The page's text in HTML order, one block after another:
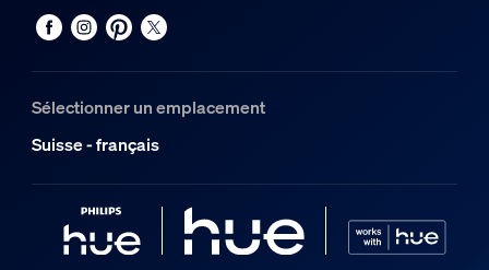
Options/accessoires inclus
Gradable avec l'application et la télécommande Hue
Résistance totale aux intempéries
Sélectionner un emplacement
Suisse - français